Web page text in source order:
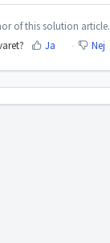
of this solution article.
Ja Nej